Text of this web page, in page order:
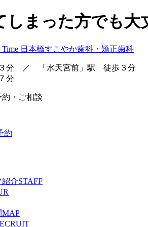
しまった方でも大
３分 ／ 「水天宮前」駅 徒歩３分
分
・ご相談
紹介STAFF
MAP